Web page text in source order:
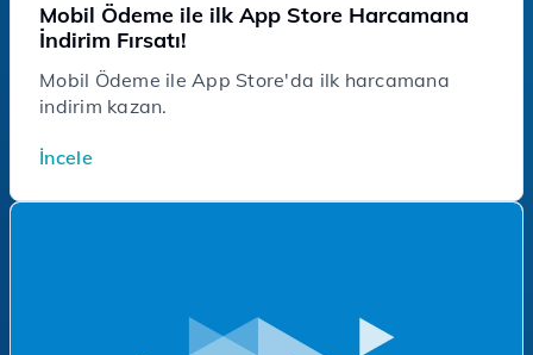
Mobil Ödeme ile ilk App Store Harcamana
İndirim Fırsatı!
Mobil Ödeme ile App Store'da ilk harcamana
indirim kazan.
İncele